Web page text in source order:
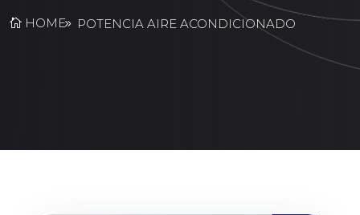
HOME POTENCIA AIRE ACONDICIONADO